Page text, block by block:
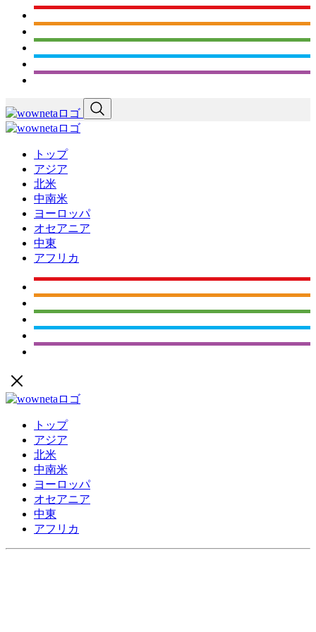
トップ
アジア
北米
中南米
ヨーロッパ
オセアニア
中東
アフリカ
トップ
アジア
北米
中南米
ヨーロッパ
オセアニア
中東
アフリカ